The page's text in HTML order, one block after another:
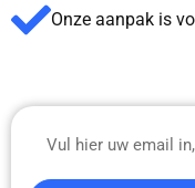
Onze aanpak is